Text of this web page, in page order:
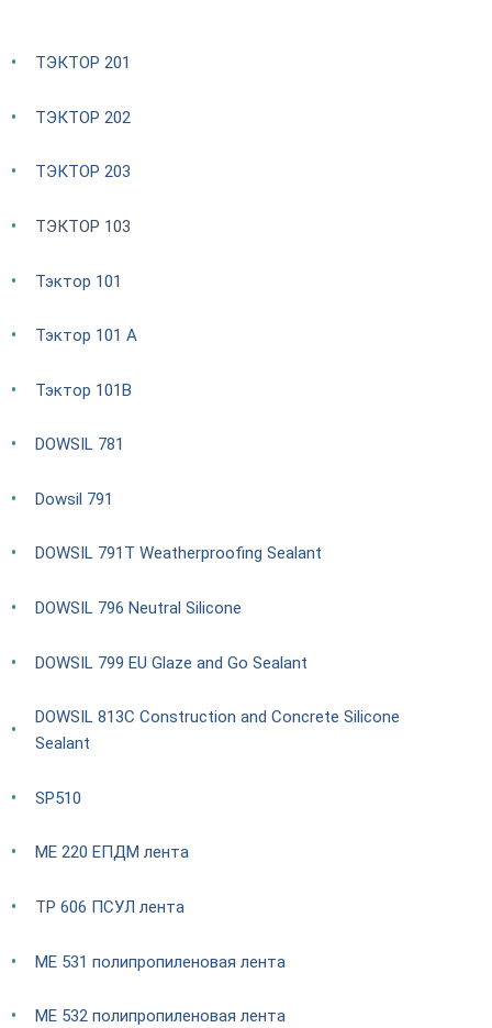
ТЭКТОР 201
ТЭКТОР 202
ТЭКТОР 203
ТЭКТОР 103
Тэктор 101
Тэктор 101 А
Тэктор 101В
DOWSIL 781
Dowsil 791
DOWSIL 791T Weatherproofing Sealant
DOWSIL 796 Neutral Silicone
DOWSIL 799 EU Glaze and Go Sealant
DOWSIL 813C Construction and Concrete Silicone
Sealant
SP510
ME 220 ЕПДМ лента
TP 606 ПСУЛ лента
ME 531 полипропиленовая лента
ME 532 полипропиленовая лента